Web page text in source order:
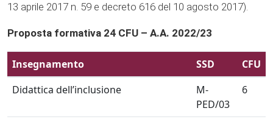
13 aprile 2017 n. 59 e decreto 616 del 10 agosto 2017).
Proposta formativa 24 CFU – A.A. 2022/23
Insegnamento SSD
CFU
Didattica dell’inclusione
M-
PED/03
6